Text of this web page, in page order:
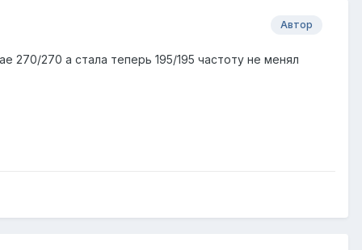
Автор
270/270 а стала теперь 195/195 частоту не менял